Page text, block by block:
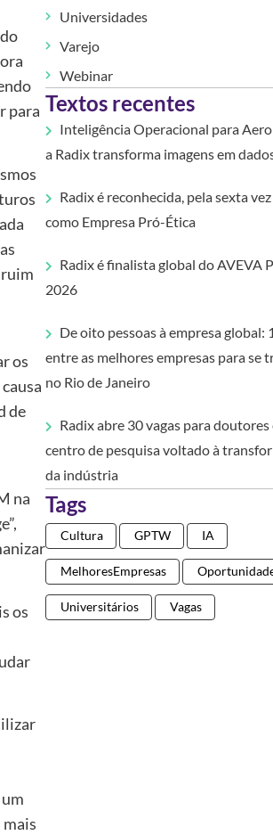
para
os
de
na
os
Universidades
Varejo
Webinar
Textos recentes
Inteligência Operacional para
a Radix transforma imagens em
Radix é reconhecida, pela sexta
como Empresa Pró-Ética
Radix é finalista global do AVEVA
2026
De oito pessoas à empresa global:
entre as melhores empresas para se
no Rio de Janeiro
Radix abre 30 vagas para
centro de pesquisa voltado à
da indústria
Tags
Cultura GPTW IA
MelhoresEmpresas
Universitários Vagas